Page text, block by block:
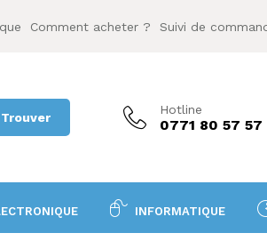
Comment acheter ? Suivi de
Trouver
Hotline
0771 80 57 57
INFORMATIQUE